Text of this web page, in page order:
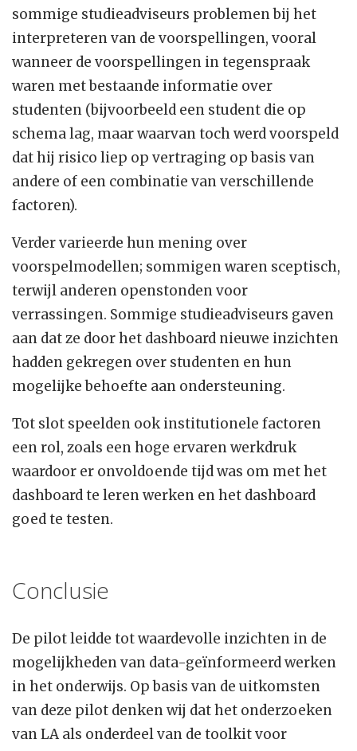
sommige studieadviseurs problemen bij het
interpreteren van de voorspellingen, vooral
wanneer de voorspellingen in tegenspraak
waren met bestaande informatie over
studenten (bijvoorbeeld een student die op
schema lag, maar waarvan toch werd voorspeld
dat hij risico liep op vertraging op basis van
andere of een combinatie van verschillende
factoren).
Verder varieerde hun mening over
voorspelmodellen; sommigen waren sceptisch,
terwijl anderen openstonden voor
verrassingen. Sommige studieadviseurs gaven
aan dat ze door het dashboard nieuwe inzichten
hadden gekregen over studenten en hun
mogelijke behoefte aan ondersteuning.
Tot slot speelden ook institutionele factoren
een rol, zoals een hoge ervaren werkdruk
waardoor er onvoldoende tijd was om met het
dashboard te leren werken en het dashboard
goed te testen.
Conclusie
De pilot leidde tot waardevolle inzichten in de
mogelijkheden van data-geïnformeerd werken
in het onderwijs. Op basis van de uitkomsten
van deze pilot denken wij dat het onderzoeken
van LA als onderdeel van de toolkit voor